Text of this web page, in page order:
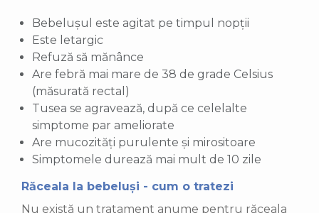
Bebelușul este agitat pe timpul nopții
Este letargic
Refuză să mănânce
Are febră mai mare de 38 de grade Celsius
(măsurată rectal)
Tusea se agravează, după ce celelalte
simptome par ameliorate
Are mucozități purulente și mirositoare
Simptomele durează mai mult de 10 zile
Răceala la bebeluși - cum o tratezi
Nu există un tratament anume pentru răceala